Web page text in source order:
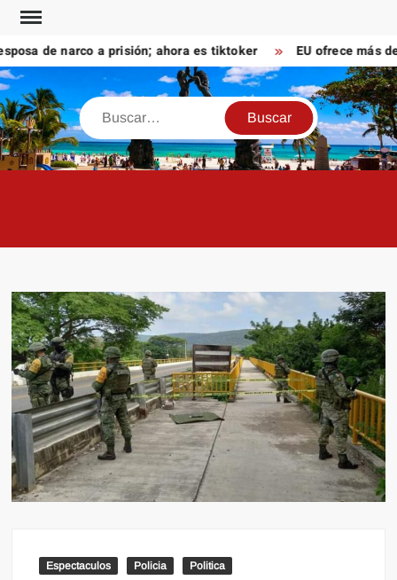
Saltar
contenido
de narco a prisión; ahora es tiktoker EU ofrece más de
Buscar
Espectaculos Policia Politica